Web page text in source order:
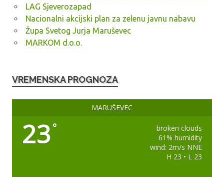
LAG Sjeverozapad
Nacionalni akcijski plan za zelenu javnu nabavu
Župa Svetog Jurja Maruševec
MARKOM d.o.o.
VREMENSKA PROGNOZA
MARUŠEVEC
23°
broken clouds
61% humidity
wind: 2m/s NNE
H 23 • L 23